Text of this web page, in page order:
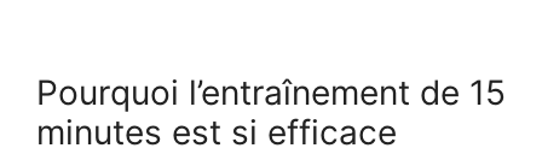
Pourquoi l’entraînement de 15
minutes est si efficace